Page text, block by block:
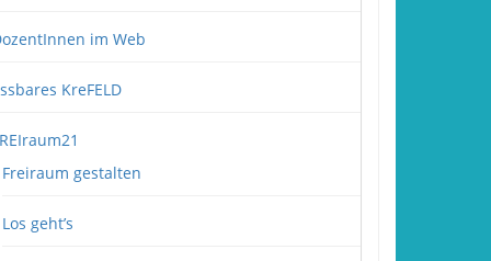
im Web
KreFELD
Freiraum gestalten
Los geht’s